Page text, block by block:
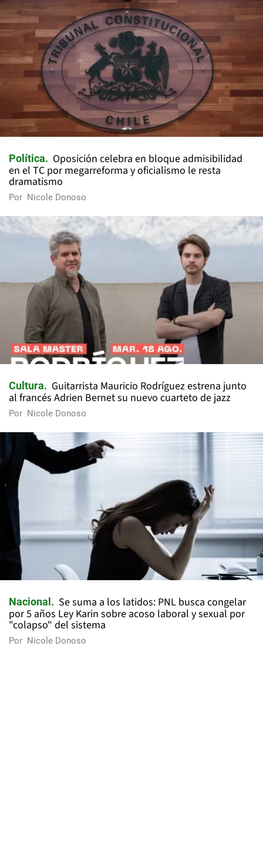
Política
Oposición celebra en bloque admisibilidad
en el TC por megarreforma y oficialismo le resta
dramatismo
Por Nicole Donoso
Cultura
Guitarrista Mauricio Rodríguez estrena junto
al francés Adrien Bernet su nuevo cuarteto de jazz
Por Nicole Donoso
Nacional
Se suma a los latidos: PNL busca congelar
por 5 años Ley Karin sobre acoso laboral y sexual por
"colapso" del sistema
Por Nicole Donoso